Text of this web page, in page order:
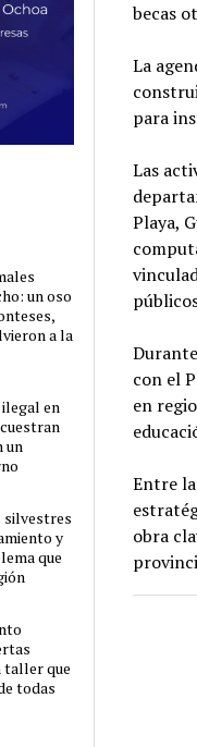
un oso
a la
en
un
silvestres
y
que
taller que
todas
becas
La
para
Las
Playa,
con el
en
Entre
obra